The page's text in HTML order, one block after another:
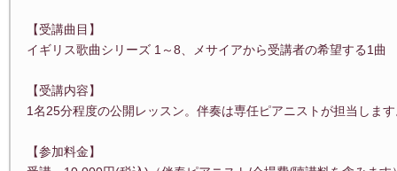
【受講曲目】
イギリス歌曲シリーズ 1～8、メサイアから受講者の希望する1曲
【受講内容】
1名25分程度の公開レッスン。伴奏は専任ピアニストが担当しま
【参加料金】